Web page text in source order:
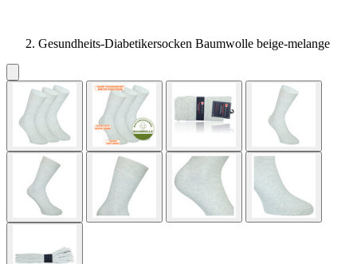
Gesundheits-Diabetikersocken Baumwolle beige-melange